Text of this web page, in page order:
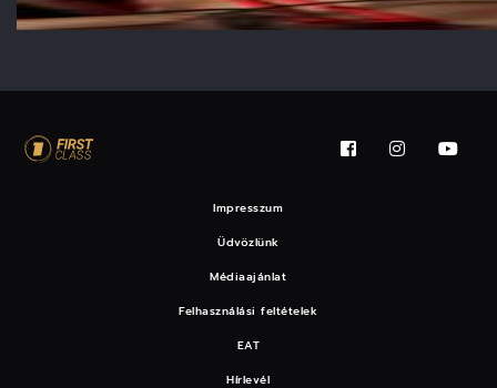
Impresszum
Üdvözlünk
Médiaajánlat
Felhasználási feltételek
EAT
Hírlevél